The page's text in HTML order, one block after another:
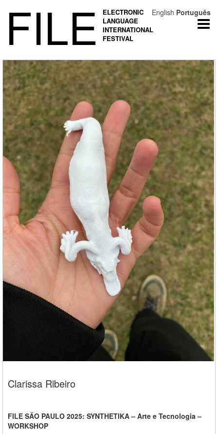
FILE
ELECTRONIC
LANGUAGE
INTERNATIONAL
FESTIVAL
Clarissa Ribeiro
FILE SÃO PAULO 2025: SYNTHETIKA – Arte e Tecnologia –
WORKSHOP
English Português